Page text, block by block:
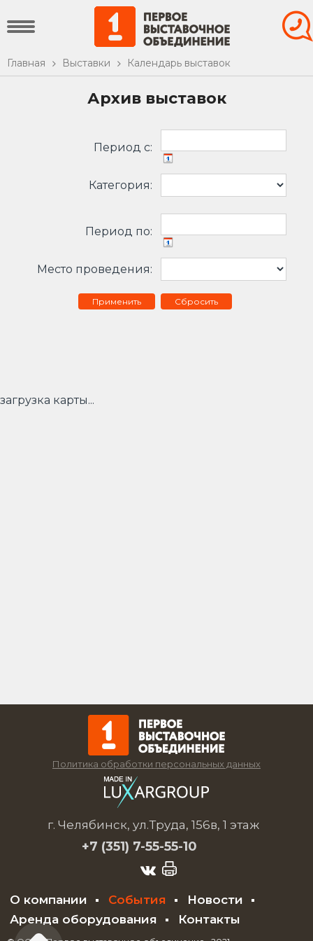
Главная Выставки Календарь выставок
Архив выставок
Период c:
Категория:
Период по:
Место проведения:
Сбросить
загрузка карты...
Политика обработки персональных данных
г. Челябинск, ул.Труда, 156в, 1 этаж
+7 (351) 7-55-55-10
О компании События
Новости
Аренда оборудования
Контакты